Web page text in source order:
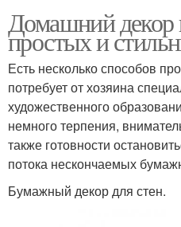
Домашний декор
простых и
Есть несколько способов
потребует от хозяина
художественного
немного терпения,
также готовности
потока нескончаемых
Бумажный декор для стен.